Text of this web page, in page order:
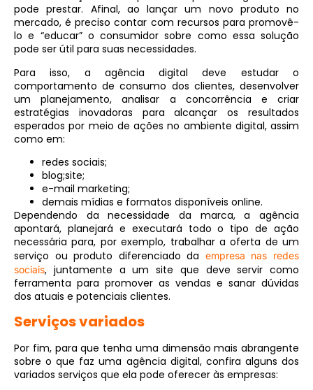
pode prestar. Afinal, ao lançar um novo produto no
mercado, é preciso contar com recursos para promovê-
lo e “educar” o consumidor sobre como essa solução
pode ser útil para suas necessidades.
Para isso, a agência digital deve estudar o
comportamento de consumo dos clientes, desenvolver
um planejamento, analisar a concorrência e criar
estratégias inovadoras para alcançar os resultados
esperados por meio de ações no ambiente digital, assim
como em:
redes sociais;
blog;site;
e-mail marketing;
demais mídias e formatos disponíveis online.
Dependendo da necessidade da marca, a agência
apontará, planejará e executará todo o tipo de ação
necessária para, por exemplo, trabalhar a oferta de um
serviço ou produto diferenciado da empresa nas redes
sociais, juntamente a um site que deve servir como
ferramenta para promover as vendas e sanar dúvidas
dos atuais e potenciais clientes.
Serviços variados
Por fim, para que tenha uma dimensão mais abrangente
sobre o que faz uma agência digital, confira alguns dos
variados serviços que ela pode oferecer às empresas: